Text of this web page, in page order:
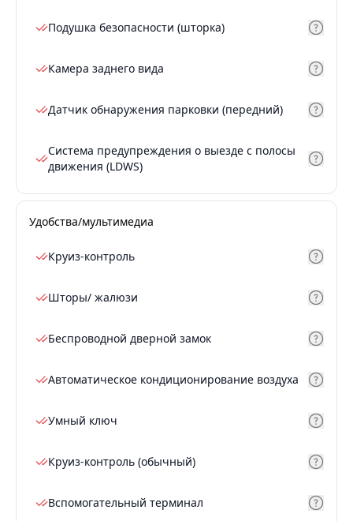
Подушка безопасности (шторка)
Камера заднего вида
Датчик обнаружения парковки (передний)
Система предупреждения о выезде с полосы
движения (LDWS)
Удобства/мультимедиа
Круиз-контроль
Шторы/ жалюзи
Беспроводной дверной замок
Автоматическое кондиционирование воздуха
Умный ключ
Круиз-контроль (обычный)
Вспомогательный терминал